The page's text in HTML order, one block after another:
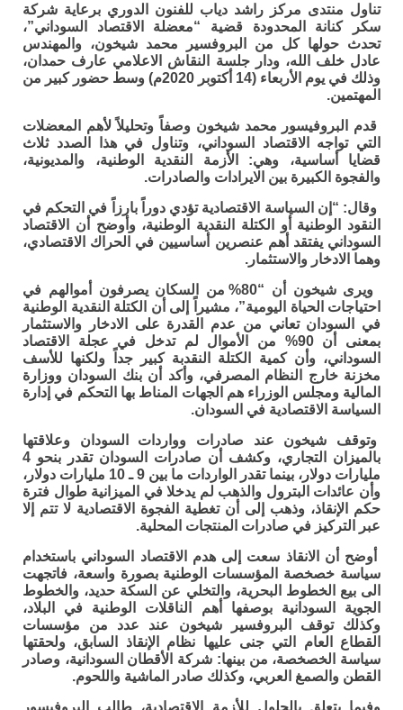
تناول منتدى مركز راشد دياب للفنون الدوري برعاية شركة
سكر كنانة المحدودة قضية “معضلة الاقتصاد السوداني”،
تحدث حولها كل من البروفسير محمد شيخون، والمهندس
عادل خلف الله، ودار جلسة النقاش الاعلامي عارف حمدان،
وذلك في يوم الأربعاء (14 أكتوبر 2020م) وسط حضور كبير من
المهتمين.
قدم البروفيسور محمد شيخون وصفاً وتحليلاً لأهم المعضلات
التي تواجه الاقتصاد السوداني، وتناول في هذا الصدد ثلاث
قضايا أساسية، وهي: الأزمة النقدية الوطنية، والمديونية،
والفجوة الكبيرة بين الايرادات والصادرات.
وقال: “إن السياسة الاقتصادية تؤدي دوراً بارزاً في التحكم في
النقود الوطنية أو الكتلة النقدية الوطنية، وأوضح أن الاقتصاد
السوداني يفتقد أهم عنصرين أساسيين في الحراك الاقتصادي،
وهما الادخار والاستثمار.
ويرى شيخون أن “80% من السكان يصرفون أموالهم في
احتياجات الحياة اليومية”، مشيراً إلى أن الكتلة النقدية الوطنية
في السودان تعاني من عدم القدرة على الادخار والاستثمار
بمعنى أن 90% من الأموال لم تدخل في عجلة الاقتصاد
السوداني، وأن كمية الكتلة النقدبة كبير جداً ولكنها للأسف
مخزنة خارج النظام المصرفي، وأكد أن بنك السودان ووزارة
المالية ومجلس الوزراء هم الجهات المناط بها التحكم في إدارة
السياسة الاقتصادية في السودان.
وتوقف شيخون عند صادرات وواردات السودان وعلاقتها
بالميزان التجاري، وكشف أن صادرات السودان تقدر بنحو 4
مليارات دولار، بينما تقدر الواردات ما بين 9 ـ 10 مليارات دولار،
وأن عائدات البترول والذهب لم يدخلا في الميزانية طوال فترة
حكم الإنقاذ، وذهب إلى أن تغطية الفجوة الاقتصادية لا تتم إلا
عبر التركيز في صادرات المنتجات المحلية.
أوضح أن الانقاذ سعت إلى هدم الاقتصاد السوداني باستخدام
سياسة خصخصة المؤسسات الوطنية بصورة واسعة، فاتجهت
الى بيع الخطوط البحرية، والتخلي عن السكة حديد، والخطوط
الجوية السودانية بوصفها أهم الناقلات الوطنية في البلاد،
وكذلك توقف البروفسير شيخون عند عدد من مؤسسات
القطاع العام التي جنى عليها نظام الإنقاذ السابق، ولحقتها
سياسة الخصخصة، من بينها: شركة الأقطان السودانية، وصادر
القطن والصمغ العربي، وكذلك صادر الماشية واللحوم.
وفيما بتعلق بالحلول للأزمة الاقتصادية، طالب البروفيسور